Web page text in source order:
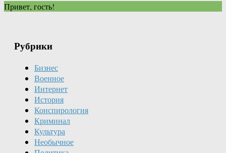
Привет, гость!
Рубрики
Бизнес
Военное
Интернет
История
Конспирология
Криминал
Культура
Необычное